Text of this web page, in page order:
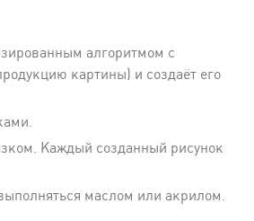
алгоритмом с
картины) и создаёт его
Каждый созданный рисунок
маслом или акрилом.